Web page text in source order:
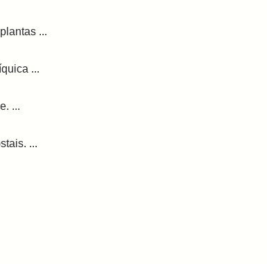
...
...
...
...